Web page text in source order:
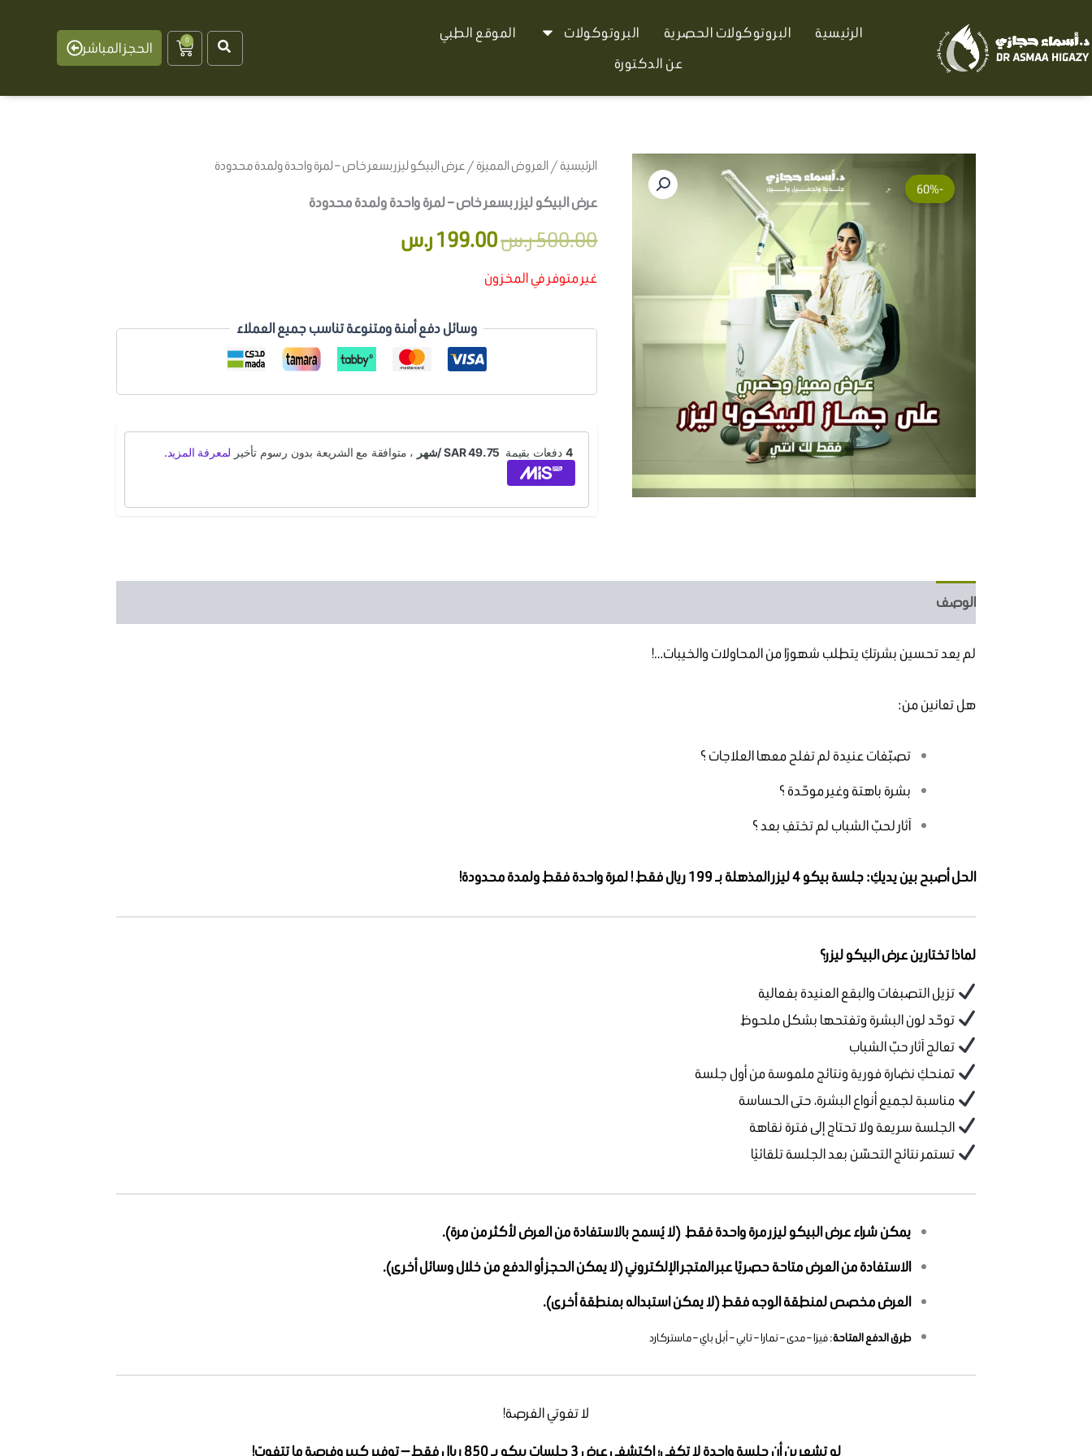
إلى
المحتوى
الرئيسية البروتوكولات الحصرية البروتوكولات
الموقع الطبي
عن الدكتورة
0
Cart الحجز المباشر
-60%
الرئيسية/العروض المميزة/ عرض البيكو ليزر بسعر خاص – لمرة واحدة ولمدة محدودة
عرض البيكو ليزر بسعر خاص – لمرة واحدة ولمدة محدودة
500.00ر.س
السعر
الأصلي
هو:
500.00 ر.س.
199.00ر.س
السعر
الحالي
هو:
غير متوفر في المخزون
وسائل دفع أمنة ومتنوعة تناسب جميع العملاء
الوصف
لم يعد تحسين بشرتكِ يتطلب شهورًا من المحاولات والخيبات…!
هل تعانين من:
تصبّغات عنيدة لم تفلح معها العلاجات ؟
بشرة باهتة وغير موحّدة ؟
آثار لحبّ الشباب لم تختفِ بعد ؟
الحل أصبح بين يديكِ: جلسة بيكو 4 ليزر المذهلة بـ 199 ريال فقط ! لمرة واحدة فقط ولمدة محدودة!
لماذا تختارين عرض البيكو ليزر؟
تزيل التصبغات والبقع العنيدة بفعالية
توحّد لون البشرة وتفتحها بشكل ملحوظ
تعالج آثار حبّ الشباب
تمنحكِ نضارة فورية ونتائج ملموسة من أول جلسة
مناسبة لجميع أنواع البشرة، حتى الحساسة
الجلسة سريعة ولا تحتاج إلى فترة نقاهة
تستمر نتائج التحسّن بعد الجلسة تلقائيًا
يمكن شراء عرض البيكو ليزر مرة واحدة فقط(لا يُسمح بالاستفادة من العرض لأكثر من مرة).
الاستفادة من العرض متاحة حصريًا عبر المتجر الإلكتروني(لا يمكن الحجز أو الدفع من خلال وسائل أخرى).
العرض مخصص لمنطقة الوجه فقط(لا يمكن استبداله بمنطقة أخرى).
طرق الدفع المتاحة: فيزا – مدى – تمارا – تابي – أبل باي – ماستركارد
لا تفوتي الفرصة!
لو تشعرين أن جلسة واحدة لا تكفي؛ اكتشفي عرض 3 جلسات بيكو بـ 850 ريال فقط — توفير كبير وفرصة ما تتفوت!